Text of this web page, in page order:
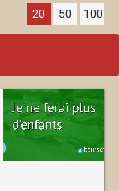
20 50 100